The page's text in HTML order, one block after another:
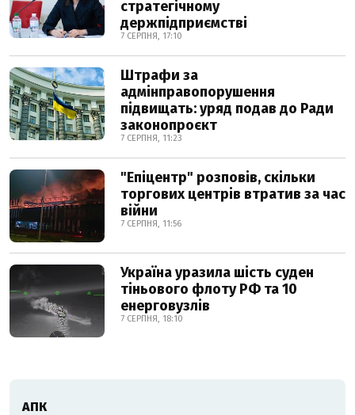
стратегічному
держпідприємстві
7 СЕРПНЯ, 17:10
Штрафи за
адмінправопорушення
підвищать: уряд подав до Ради
законопроєкт
7 СЕРПНЯ, 11:23
"Епіцентр" розповів, скільки
торгових центрів втратив за час
війни
7 СЕРПНЯ, 11:56
Україна уразила шість суден
тіньового флоту РФ та 10
енерговузлів
7 СЕРПНЯ, 18:10
АПК